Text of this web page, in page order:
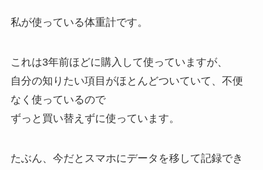
私が使っている体重計です。
これは3年前ほどに購入して使っていますが、
自分の知りたい項目がほとんどついていて、不便
なく使っているので
ずっと買い替えずに使っています。
たぶん、今だとスマホにデータを移して記録でき